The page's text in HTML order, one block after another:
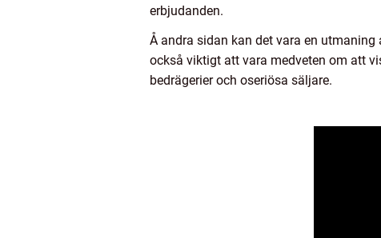
erbjudanden.
Å andra sidan kan det vara en
också viktigt att vara medveten om att
bedrägerier och oseriösa säljare.